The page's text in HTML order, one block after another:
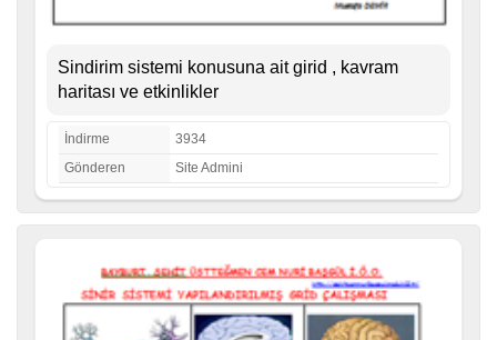
Sindirim sistemi konusuna ait girid , kavram
haritası ve etkinlikler
İndirme
3934
Gönderen
Site Admini